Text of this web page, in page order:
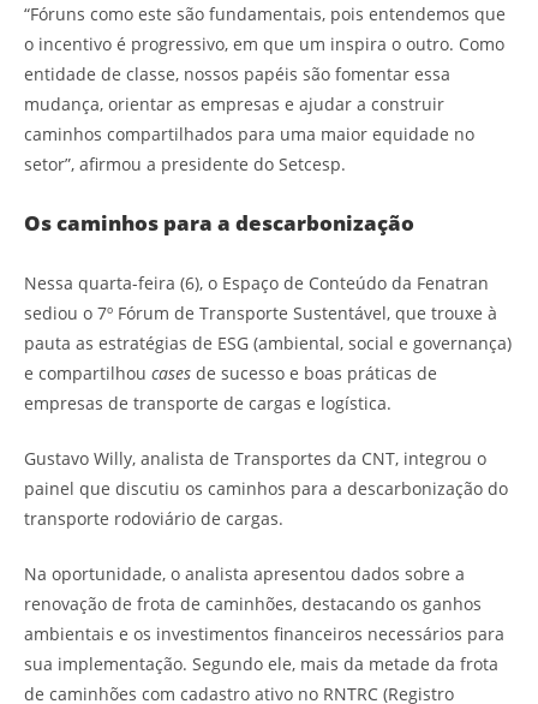
“Fóruns como este são fundamentais, pois entendemos que
o incentivo é progressivo, em que um inspira o outro. Como
entidade de classe, nossos papéis são fomentar essa
mudança, orientar as empresas e ajudar a construir
caminhos compartilhados para uma maior equidade no
setor”, afirmou a presidente do Setcesp.
Os caminhos para a descarbonização
Nessa quarta-feira (6), o Espaço de Conteúdo da Fenatran
sediou o 7º Fórum de Transporte Sustentável, que trouxe à
pauta as estratégias de ESG (ambiental, social e governança)
e compartilhou cases de sucesso e boas práticas de
empresas de transporte de cargas e logística.
Gustavo Willy, analista de Transportes da CNT, integrou o
painel que discutiu os caminhos para a descarbonização do
transporte rodoviário de cargas.
Na oportunidade, o analista apresentou dados sobre a
renovação de frota de caminhões, destacando os ganhos
ambientais e os investimentos financeiros necessários para
sua implementação. Segundo ele, mais da metade da frota
de caminhões com cadastro ativo no RNTRC (Registro